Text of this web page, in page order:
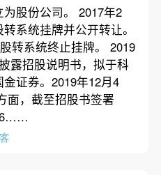
股份公司。 2017年2
系统挂牌并公开转让。
转系统终止挂牌。 2019
露招股说明书，拟于科
证券。2019年12月4
面，截至招股书签署